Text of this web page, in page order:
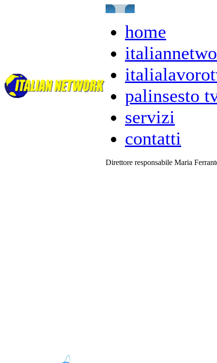
home
palinsesto
servizi
contatti
Direttore responsabile Maria